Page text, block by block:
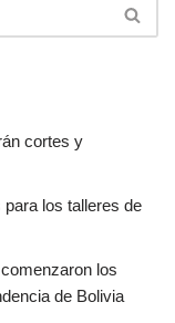
cortes y
los talleres de
los
de Bolivia